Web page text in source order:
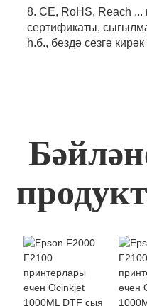
8. CE, RoHS, Reach
сертификаты,
һ.б., бездә сезгә